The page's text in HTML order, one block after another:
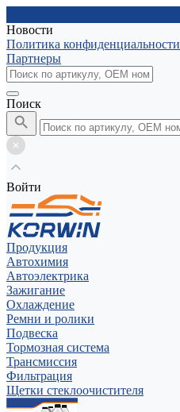
Новости
Политика конфиденциальности
Партнеры
Поиск
Войти
Продукция
Автохимия
Автоэлектрика
Зажигание
Охлаждение
Ремни и ролики
Подвеска
Тормозная система
Трансмиссия
Фильтрация
Щетки стеклоочистителя